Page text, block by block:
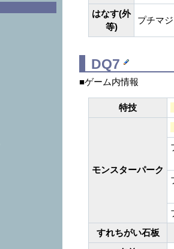
はなす(外
等)
プチマ
DQ7
■ゲーム内情報
特技
モンスターパーク
すれちがい石板